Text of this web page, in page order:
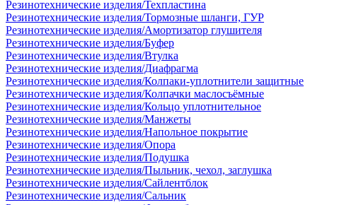
Резинотехнические изделия/Техпластина
Резинотехнические изделия/Тормозные шланги, ГУР
Резинотехнические изделия/Амортизатор глушителя
Резинотехнические изделия/Буфер
Резинотехнические изделия/Втулка
Резинотехнические изделия/Диафрагма
Резинотехнические изделия/Колпаки-уплотнители защитные
Резинотехнические изделия/Колпачки маслосъёмные
Резинотехнические изделия/Кольцо уплотнительное
Резинотехнические изделия/Манжеты
Резинотехнические изделия/Напольное покрытие
Резинотехнические изделия/Опора
Резинотехнические изделия/Подушка
Резинотехнические изделия/Пыльник, чехол, заглушка
Резинотехнические изделия/Сайлентблок
Резинотехнические изделия/Сальник